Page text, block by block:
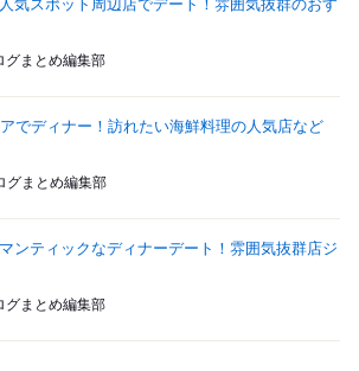
気スポット周辺店でデート！雰囲気抜群のおす
グまとめ編集部
でディナー！訪れたい海鮮料理の人気店など
グまとめ編集部
ンティックなディナーデート！雰囲気抜群店ジ
グまとめ編集部